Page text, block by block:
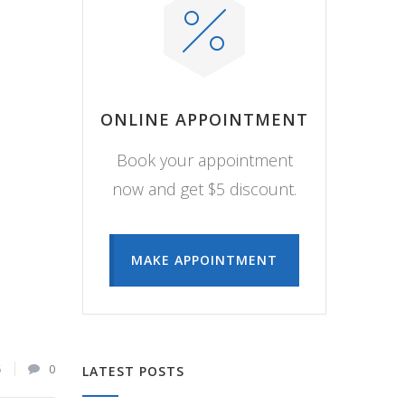
0
ONLINE APPOINTMENT
Book your appointment
now and get $5 discount.
MAKE APPOINTMENT
LATEST POSTS